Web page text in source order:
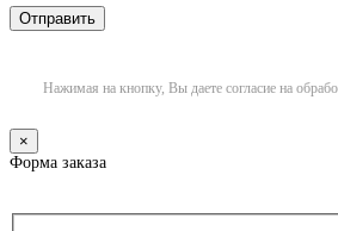
Нажимая на кнопку, Вы даете согласие на
×
Форма заказа